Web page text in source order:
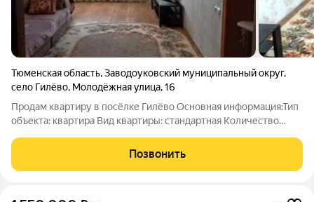
Тюменская область,Заводоуковский муниципальный округ,
село Гилёво, Молодёжная улица,16
Продам квартиру в посёлке Гилёво Основная информация:Тип
объекта: квартира Вид квартиры: стандартная Количество
м Площадь кухни: 13 м Санузел: совмещённый Отопление:
центральное Ремонт:
Позвонить